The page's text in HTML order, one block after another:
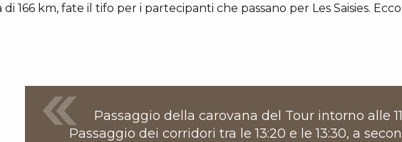
di 166 km, fate il tifo per i partecipanti che passano per Les Saisies.
Passaggio della carovana del Tour intorno alle
Passaggio dei corridori tra le 13:20 e le 13:30, a